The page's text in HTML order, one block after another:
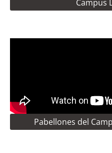
Campus
Pabellones del